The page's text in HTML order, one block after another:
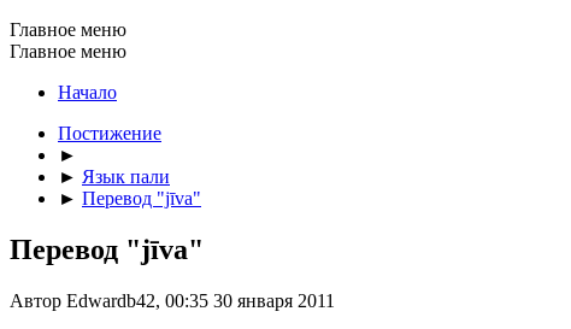
Главное меню
Главное меню
Начало
Постижение
►
► Язык пали
► Перевод "jīva"
Перевод "jīva"
Автор Edwardb42, 00:35 30 января 2011